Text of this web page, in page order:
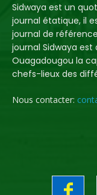
Sidwaya est un
journal étatique, il
journal de
journal Sidwaya
Ouagadougou la
chefs-lieux des
Nous contacter: